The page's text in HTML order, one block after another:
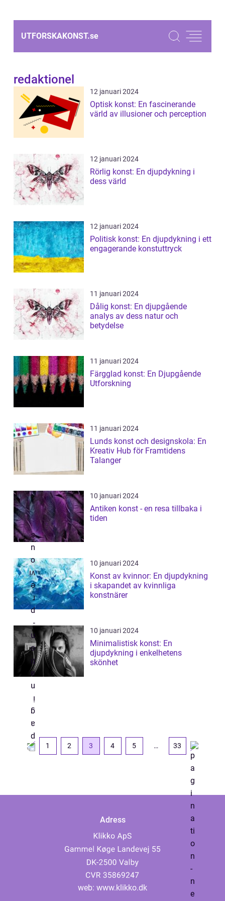
UTFORSKAKONST.se
redaktionel
12 januari 2024
Optisk konst: En fascinerande
värld av illusioner och perception
12 januari 2024
Rörlig konst: En djupdykning i
dess värld
12 januari 2024
Politisk konst: En djupdykning i ett
engagerande konstuttryck
11 januari 2024
Dålig konst: En djupgående
analys av dess natur och
betydelse
11 januari 2024
Färgglad konst: En Djupgående
Utforskning
11 januari 2024
Lunds konst och designskola: En
Kreativ Hub för Framtidens
Talanger
10 januari 2024
Antiken konst - en resa tillbaka i
tiden
10 januari 2024
Konst av kvinnor: En djupdykning
i skapandet av kvinnliga
konstnärer
10 januari 2024
Minimalistisk konst: En
djupdykning i enkelhetens
skönhet
1 2 3 4 5 … 33
Adress
web: www.klikko.dk